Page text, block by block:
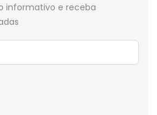
informativo e receba